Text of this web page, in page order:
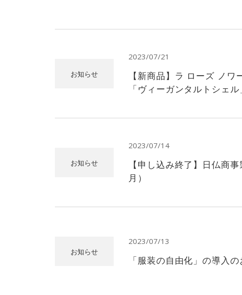
お知らせ
2023/07/21
【新商品】ラ ローズ ノ
「ヴィーガンタルトシェ
お知らせ
2023/07/14
【申し込み終了】日仏商
月）
お知らせ
2023/07/13
「服装の自由化」の導入